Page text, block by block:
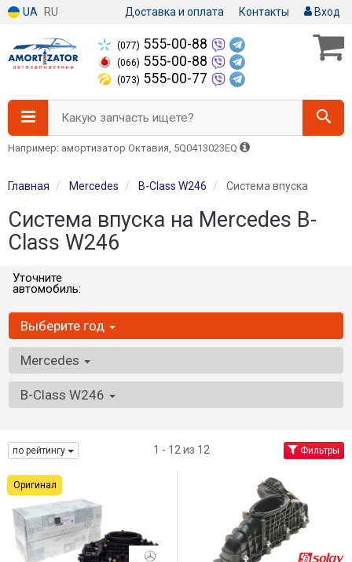
UA RU Доставка и оплата Контакты Вход
(077) 555-00-88
(066) 555-00-88
(073) 555-00-77
Какую запчасть ищете?
Например: амортизатор Октавия, 5Q0413023EQ
Главная Mercedes B-Class W246 Система впуска
Система впуска на Mercedes B-
Class W246
Уточните
автомобиль:
Выберите год
Mercedes
B-Class W246
по рейтингу 1 - 12 из 12 Фильтры
Оригинал